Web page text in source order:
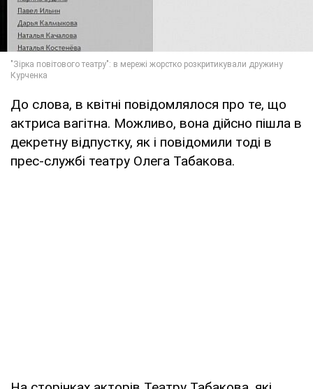
До слова, в квітні повідомлялося про те, що
актриса вагітна. Можливо, вона дійсно пішла в
декретну відпустку, як і повідомили тоді в
прес-службі театру Олега Табакова.